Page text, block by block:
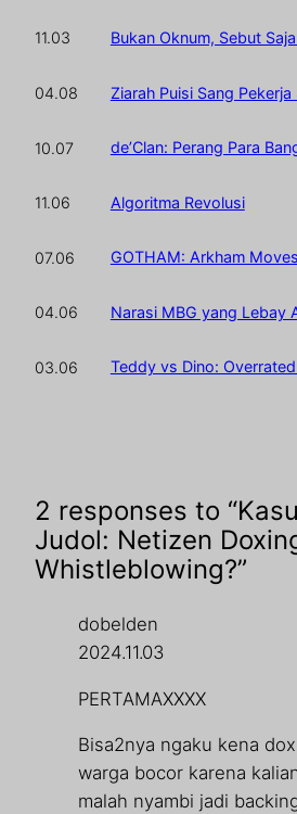
11.03 Bukan Oknum, Sebut
04.08 Ziarah Puisi Sang Pekerja
10.07 de’Clan: Perang Para
11.06 Algoritma Revolusi
07.06 GOTHAM: Arkham
04.06 Narasi MBG yang Lebay
03.06 Teddy vs Dino:
2 responses to
Judol: Netizen
Whistleblowing?”
dobelden
2024.11.03
PERTAMAXXXX
Bisa2nya ngaku kena
warga bocor karena
malah nyambi jadi